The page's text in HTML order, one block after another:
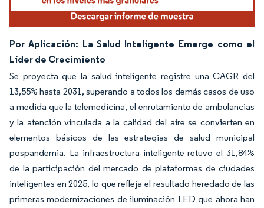
Por Aplicación: La Salud Inteligente Emerge como el
Líder de Crecimiento
Se proyecta que la salud inteligente registre una CAGR del
13,55% hasta 2031, superando a todos los demás casos de uso
a medida que la telemedicina, el enrutamiento de ambulancias
y la atención vinculada a la calidad del aire se convierten en
elementos básicos de las estrategias de salud municipal
pospandemia. La infraestructura inteligente retuvo el 31,84%
de la participación del mercado de plataformas de ciudades
inteligentes en 2025, lo que refleja el resultado heredado de las
primeras modernizaciones de iluminación LED que ahora han